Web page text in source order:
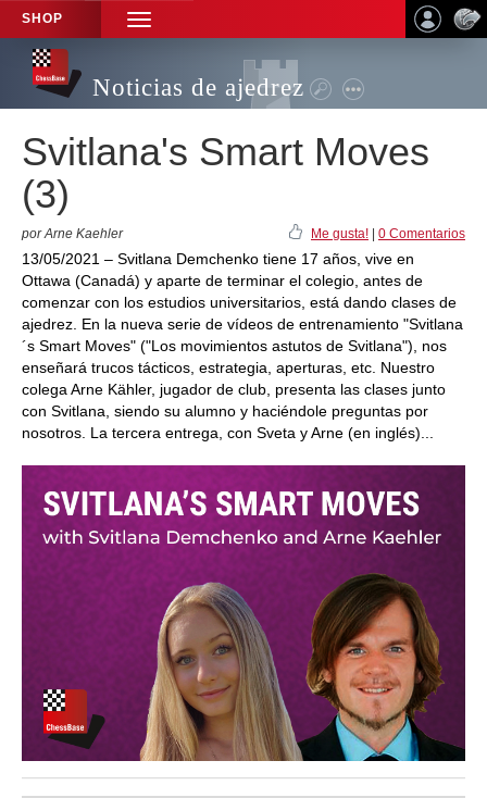
SHOP
TOGGLE
NAVIGATION
Noticias de ajedrez
Svitlana's Smart Moves
(3)
por Arne Kaehler Me gusta! 0 Comentarios
13/05/2021 – Svitlana Demchenko tiene 17 años, vive en
Ottawa (Canadá) y aparte de terminar el colegio, antes de
comenzar con los estudios universitarios, está dando clases de
ajedrez. En la nueva serie de vídeos de entrenamiento "Svitlana
´s Smart Moves" ("Los movimientos astutos de Svitlana"), nos
enseñará trucos tácticos, estrategia, aperturas, etc. Nuestro
colega Arne Kähler, jugador de club, presenta las clases junto
con Svitlana, siendo su alumno y haciéndole preguntas por
nosotros. La tercera entrega, con Sveta y Arne (en inglés)...